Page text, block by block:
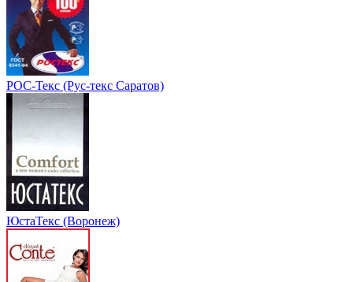
РОС-Текс (Рус-текс Саратов)
ЮстаТекс (Воронеж)